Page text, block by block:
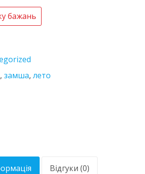
бажань
,замша,лето
Відгуки (0)